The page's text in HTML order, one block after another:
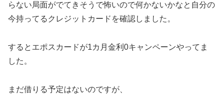
らない局面がでてきそうで怖いので何かないかなと自分の
今持ってるクレジットカードを確認しました。
するとエポスカードが1カ月金利0キャンペーンやってま
した。
まだ借りる予定はないのですが、